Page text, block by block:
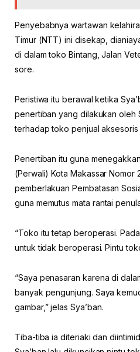
Penyebabnya wartawan
Timur (NTT) ini disekap,
di dalam toko Bintang, Jalan
sore.
Peristiwa itu berawal ketika
penertiban yang dilakukan oleh
terhadap toko penjual
Penertiban itu guna
(Perwali) Kota Makassar Nomor
pemberlakuan Pembatasan
guna memutus mata rantai
“Toko itu tetap beroperasi.
untuk tidak beroperasi. Pintu
“Saya penasaran karena di
banyak pengunjung. Saya
gambar,” jelas Sya’ban.
Tiba-tiba ia diteriaki dan